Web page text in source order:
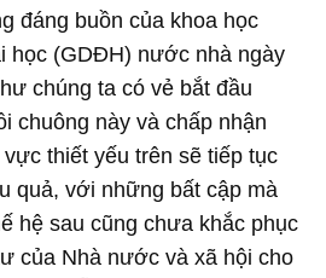
đáng buồn của khoa học
học (GDĐH) nước nhà ngày
chúng ta có vẻ bắt đầu
chuông này và chấp nhận
thiết yếu trên sẽ tiếp tục
quả, với những bất cập mà
hệ sau cũng chưa khắc phục
của Nhà nước và xã hội cho